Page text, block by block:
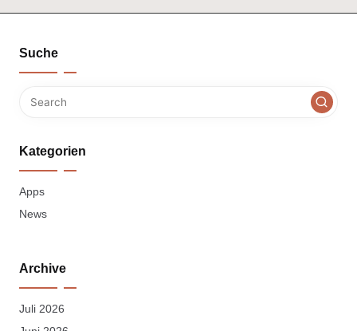
Suche
Kategorien
Apps
News
Archive
Juli 2026